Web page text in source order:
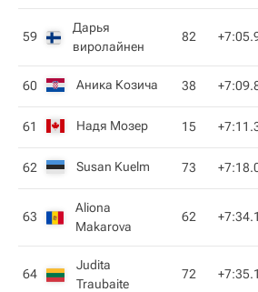
59
Дарья
виролайнен
82
60 Аника Козича 38
61 Надя Мозер 15
62 Susan Kuelm 73
63
Aliona
Makarova
62 +7:34.1
64
Judita
Traubaite
72 +7:35.1